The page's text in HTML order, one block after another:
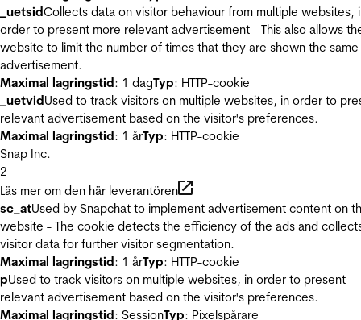
_uetsidCollects data on visitor behaviour from multiple websites,
order to present more relevant advertisement - This also allows
website to limit the number of times that they are shown the same
advertisement.
Maximal lagringstid: 1 dagTyp: HTTP-cookie
_uetvidUsed to track visitors on multiple websites, in order to
relevant advertisement based on the visitor's preferences.
Maximal lagringstid: 1 årTyp: HTTP-cookie
Snap Inc.
2
Läs mer om den här leverantören
sc_atUsed by Snapchat to implement advertisement content on
website - The cookie detects the efficiency of the ads and
visitor data for further visitor segmentation.
Maximal lagringstid: 1 årTyp: HTTP-cookie
pUsed to track visitors on multiple websites, in order to present
relevant advertisement based on the visitor's preferences.
Maximal lagringstid: SessionTyp: Pixelspårare